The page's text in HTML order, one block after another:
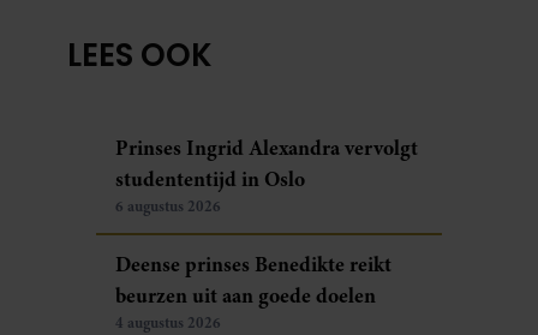
LEES OOK
Prinses Ingrid Alexandra vervolgt
studententijd in Oslo
6 augustus 2026
Deense prinses Benedikte reikt
beurzen uit aan goede doelen
4 augustus 2026